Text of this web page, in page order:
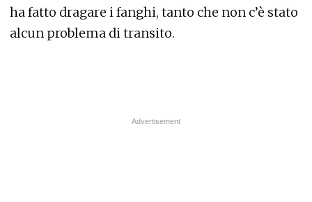
ha fatto dragare i fanghi, tanto che non c’è stato
alcun problema di transito.